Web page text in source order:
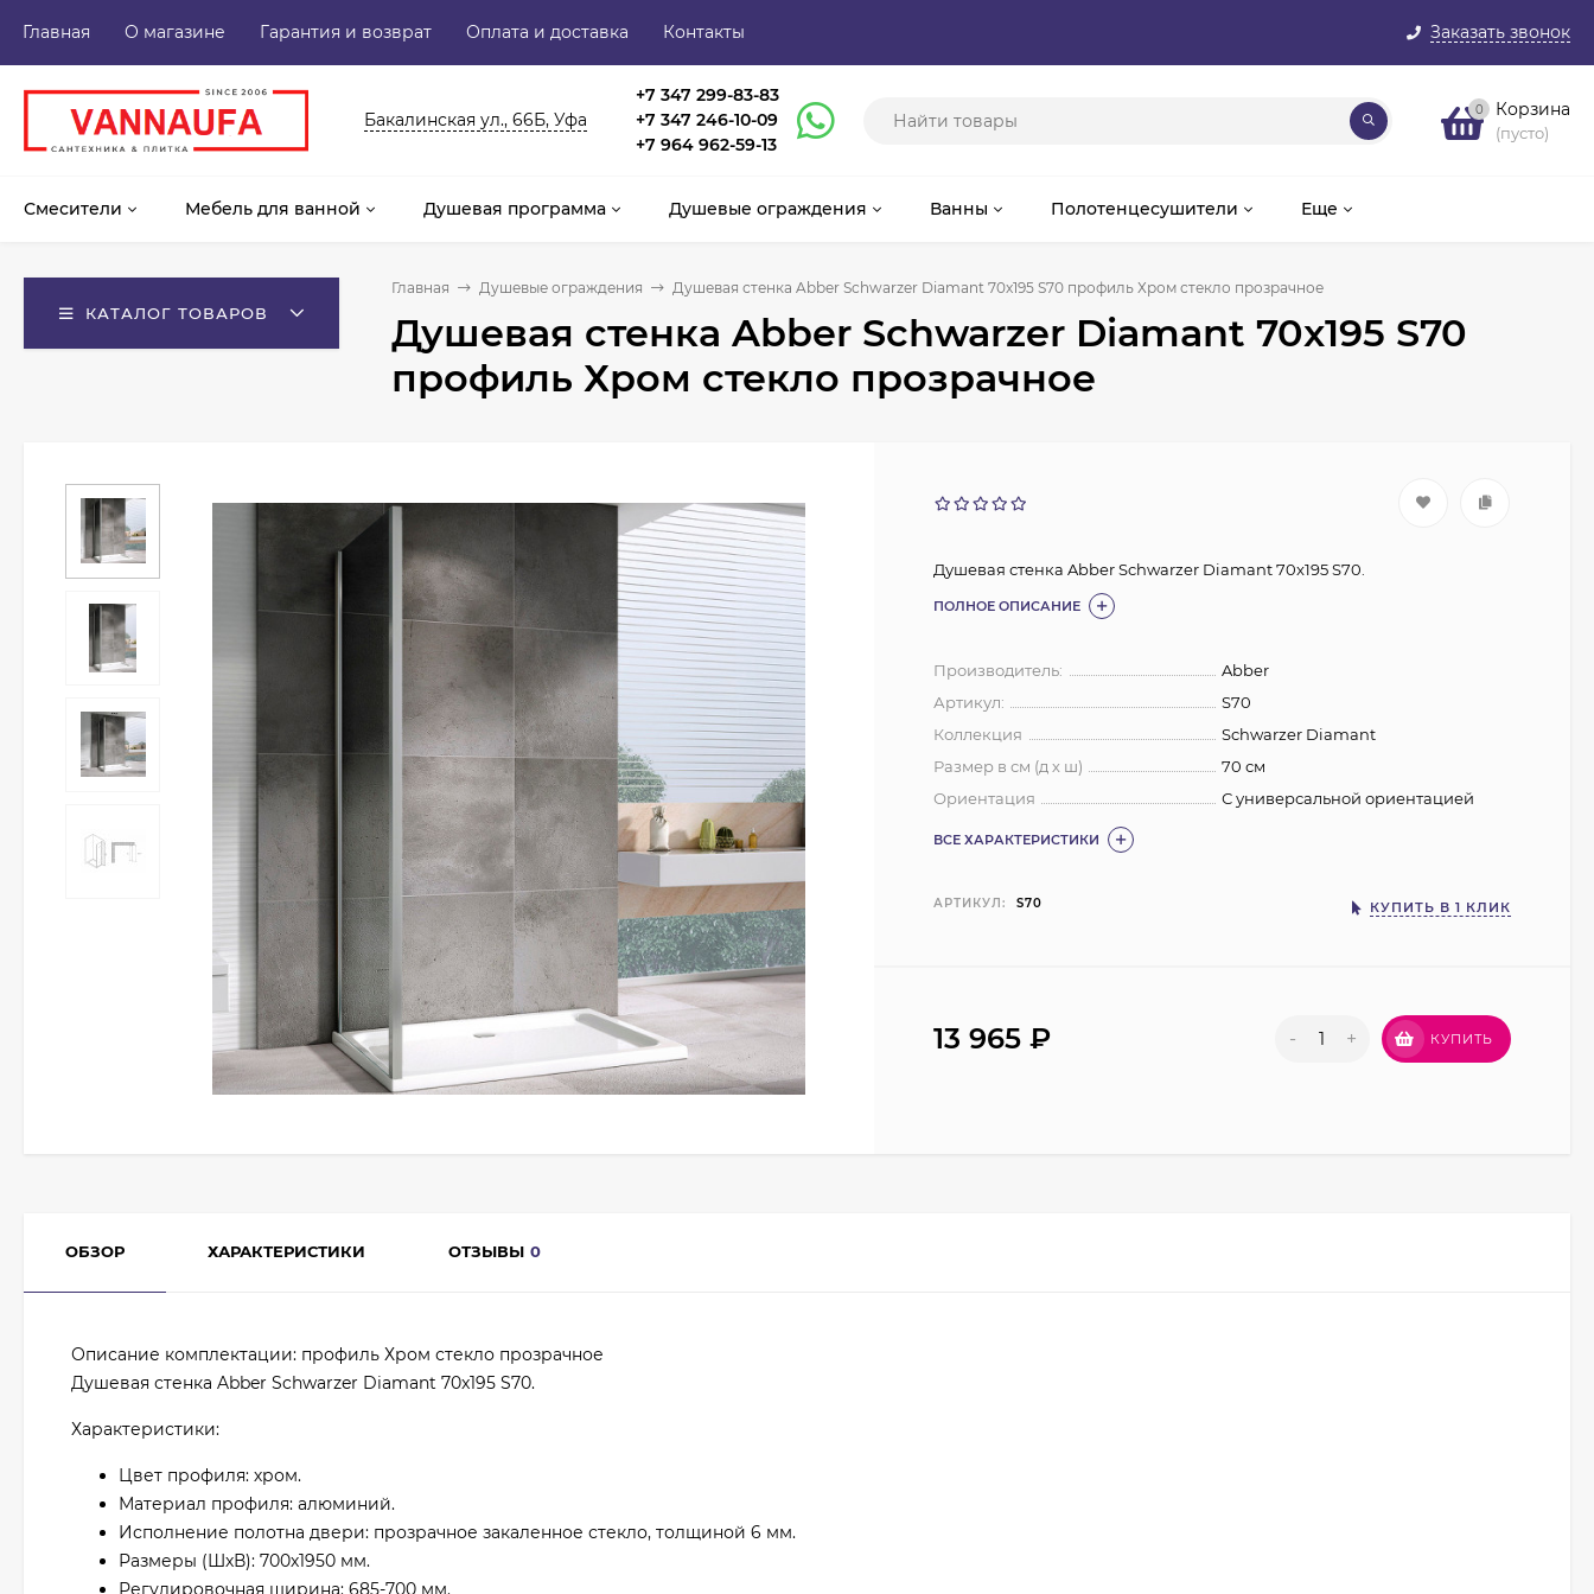
Заказать звонок
Главная О магазине Гарантия и возврат Оплата и доставка Контакты
Бакалинская ул., 66Б, Уфа
+7 347 299-83-83
+7 347 246-10-09
+7 964 962-59-13
0 Корзина
(пусто)
Смесители Мебель для ванной Душевая программа Душевые ограждения Ванны Полотенцесушители Еще
КАТАЛОГ ТОВАРОВ
Главная Душевые ограждения Душевая стенка Abber Schwarzer Diamant 70x195 S70 профиль Хром стекло прозрачное
Душевая стенка Abber Schwarzer Diamant 70x195 S70
профиль Хром стекло прозрачное
Душевая стенка Abber Schwarzer Diamant 70x195 S70.
ПОЛНОЕ ОПИСАНИЕ
Производитель:
Abber
Артикул:
S70
Коллекция
Schwarzer Diamant
Размер в см (д х ш)
70 см
Ориентация
С универсальной ориентацией
ВСЕ ХАРАКТЕРИСТИКИ
АРТИКУЛ: S70 КУПИТЬ В 1 КЛИК
13 965₽ - + КУПИТЬ
ОБЗОР ХАРАКТЕРИСТИКИ ОТЗЫВЫ 0
Описание комплектации: профиль Хром стекло прозрачное
Душевая стенка Abber Schwarzer Diamant 70x195 S70.
Характеристики:
Цвет профиля: хром.
Материал профиля: алюминий.
Исполнение полотна двери: прозрачное закаленное стекло, толщиной 6 мм.
Размеры (ШхВ): 700х1950 мм.
Регулировочная ширина: 685-700 мм.